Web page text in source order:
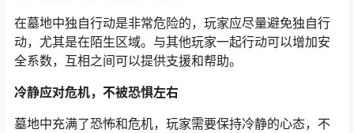
在墓地中独自行动是非常危险的，玩家应尽量避免独自行
动，尤其是在陌生区域。与其他玩家一起行动可以增加安
全系数，互相之间可以提供支援和帮助。
冷静应对危机，不被恐惧左右
墓地中充满了恐怖和危机，玩家需要保持冷静的心态，不